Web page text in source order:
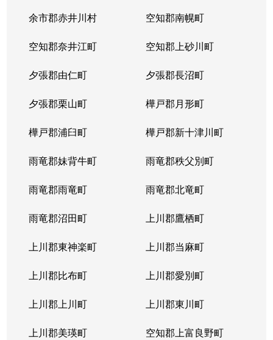
余市郡赤井川村 空知郡南幌町
空知郡奈井江町 空知郡上砂川町
夕張郡由仁町 夕張郡長沼町
夕張郡栗山町 樺戸郡月形町
樺戸郡浦臼町 樺戸郡新十津川町
雨竜郡妹背牛町 雨竜郡秩父別町
雨竜郡雨竜町 雨竜郡北竜町
雨竜郡沼田町 上川郡鷹栖町
上川郡東神楽町 上川郡当麻町
上川郡比布町 上川郡愛別町
上川郡上川町 上川郡東川町
上川郡美瑛町 空知郡上富良野町